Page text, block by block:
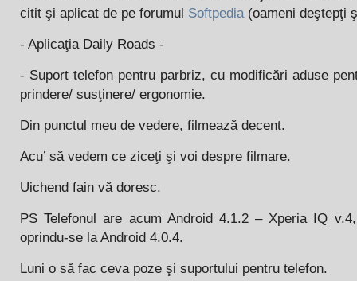
citit şi aplicat de pe forumul Softpedia(oameni deştepţi
- Aplicaţia Daily Roads -
- Suport telefon pentru parbriz, cu modificări aduse
prindere/ susţinere/ ergonomie.
Din punctul meu de vedere, filmează decent.
Acu’ să vedem ce ziceţi şi voi despre filmare.
Uichend fain vă doresc.
PS Telefonul are acum Android 4.1.2 – Xperia IQ
oprindu-se la Android 4.0.4.
Luni o să fac ceva poze şi suportului pentru telefon.